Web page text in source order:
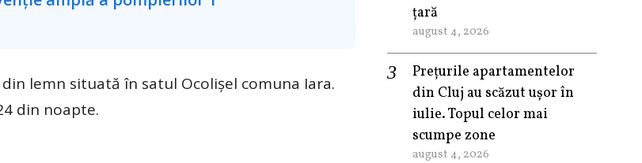
lemn situată în satul Ocolișel comuna Iara.
din noapte.
țară
august 4, 2026
Prețurile apartamentelor
din Cluj au scăzut ușor în
iulie. Topul celor mai
scumpe zone
august 4, 2026